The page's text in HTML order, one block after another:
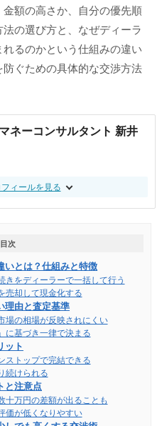
額の高さか、自分の優先順
の選び方と、なぜディーラ
るのかという仕組みの違い
ぐための具体的な交渉方法
ネーコンサルタント 新井
ィールを見る
目次
いとは？仕組みと特徴
をディーラーで一括して行う
売却して現金化する
理由と査定基準
場の相場が反映されにくい
に基づき一律で決まる
ット
ストップで完結できる
続けられる
と注意点
十万円の差額が出ることも
価が低くなりやすい